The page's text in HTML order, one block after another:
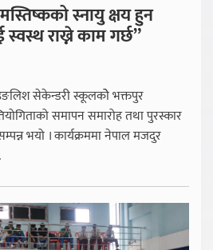
स्नायु क्षय हुन
राख्ने काम गर्छ”
सेकेन्डरी स्कूलकोे भक्तपुर
समापन समारोह तथा पुरस्कार
भयो । कार्यक्रममा नेपाल मजदुर